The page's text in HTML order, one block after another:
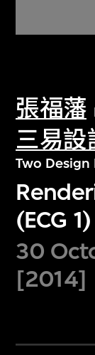
張福藩
三易設
Two
(ECG 1)
30
[2014]
关于M+
探索世
文化藏品。